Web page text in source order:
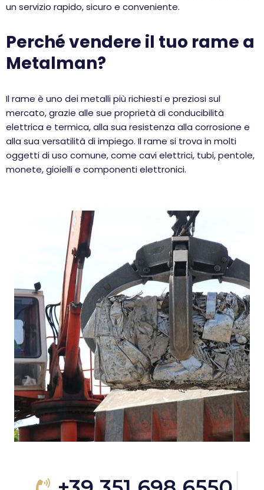
un servizio rapido, sicuro e conveniente.
Perché vendere il tuo rame a
Metalman?
Il rame è uno dei metalli più richiesti e preziosi sul
mercato, grazie alle sue proprietà di conducibilità
elettrica e termica, alla sua resistenza alla corrosione e
alla sua versatilità di impiego. Il rame si trova in molti
oggetti di uso comune, come cavi elettrici, tubi, pentole,
monete, gioielli e componenti elettronici.